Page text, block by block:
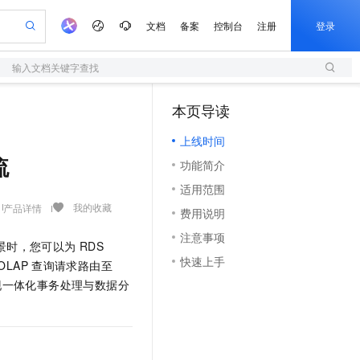
文档 备案 控制台 注册 登录
输入文档关键字查找
产品详情 我的收藏
时，您可以为 RDS
查询请求路由至
体化事务处理与数据分
本页导读
上线时间
功能简介
适用范围
费用说明
注意事项
快速上手
频生成
1.1-T2V
腻的高质量视频
语音识别与合成
Qwen3-TTS-Flash
能体编程平台
100%兼容MySQL、PostgreSQL，兼容Oracle，支持集中和分布式
轻量应用服务器
数字证书管理服务（原SSL证书）
实现全站HTTPS，呈现可信的WEB访问
短信服务
大数据开发治理平台 DataWorks
V4-Pro
从聊天伙伴进化为能主动干活的本地数字员工
企业门户网站
以可视化方式快速构建移动和 PC 门户网站
一句话生成原生可编辑精美 PPT 文稿
输入一句话想法, 轻松生成专业的 PPT
一键部署幻兽帕鲁游戏服务器
一键购买专属联机服务器，轻松开启游戏
漫剧工坊：一站式动画创作平台
快速生产连贯的高质量长漫剧
10 分钟搭建微信、支付宝小程序
成，高效打造优质广告素材
无忧落地极速上线
AI 活动
AI 生产力先锋
先锋实践拓展 AI 生产力的边界
飞天发布时刻
所见，即是所愿
AI 实训营
从基础到进阶，Agent 创客手把手教你
阿里云 OPC 创新助力计划
Token 补贴，五大权
益加速 OPC 成功
专业服务
公司注册
上云迁移
代维服务
计划
Alibaba Cloud ISV 合作
服务伙伴合作计划
Al MaaS 服务伙伴赋能合作
伙伴信用分合作计划
更多支持
合作伙伴培训与认证
查询合作伙伴
开发者社区
镜像站
我要反馈
加入我们
校园招聘